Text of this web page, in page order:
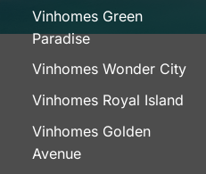
Vinhomes Green
Paradise
Vinhomes Wonder City
Vinhomes Royal Island
Vinhomes Golden
Avenue